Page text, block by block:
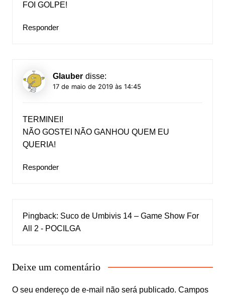
FOI GOLPE!
Responder
Glauber disse:
17 de maio de 2019 às 14:45
TERMINEI!
NÃO GOSTEI NÃO GANHOU QUEM EU
QUERIA!
Responder
Pingback: Suco de Umbivis 14 – Game Show For
All 2 - POCILGA
Deixe um comentário
O seu endereço de e-mail não será publicado. Campos